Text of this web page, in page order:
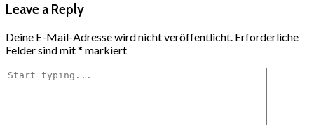
Leave a Reply
Deine E-Mail-Adresse wird nicht veröffentlicht. Erforderliche
Felder sind mit* markiert